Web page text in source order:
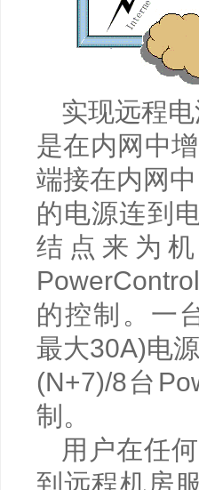
实现远程
是在内网中
端接在内网
的电源连到
结点来为
的控制。一
最大30A)电
(N+7)/8台
制。
用户在任
到远程机房